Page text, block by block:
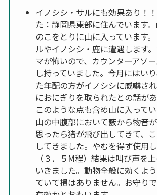
イノシシ・サルにも効果あり！
た：静岡県東部に住んでいます
のこをとりに山に入っています
ルやイノシシ・鹿に遭遇します
マが怖いので、カウンターアソ
し持っていました。今月にはい
た年配の方がイノシシに威嚇さ
におにぎりを取られたとの話があ
このような点も含め山に入ってい
山の中腹部において藪から物音
思ったら猪が飛び出してきて、
してきました。やむを得ず使用し
（３．５M程）結果は叫び声を
いきました。動物全般に効くよ
ていて損はありません。お守り